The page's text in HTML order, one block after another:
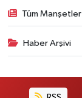
Tüm Manşetler
Haber Arşivi